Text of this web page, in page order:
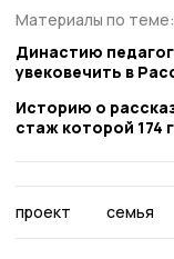
Материалы по теме:
Династию
увековечить в
Историю о
стаж которой 174
проект семья